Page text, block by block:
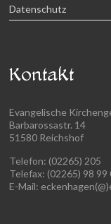
Datenschutz
Kontakt
Evangelische
Barbarossastr. 14
51580 Reichshof
Telefon: (02265) 205
Telefax: (02265) 98 99
E-Mail: